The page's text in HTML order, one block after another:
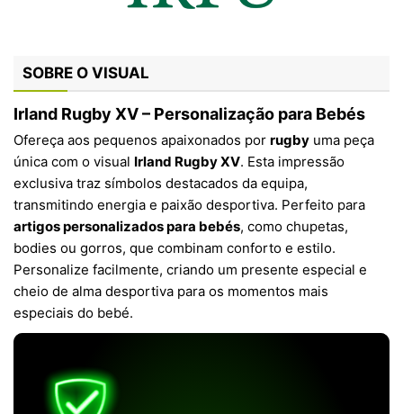
SOBRE O VISUAL
Irland Rugby XV – Personalização para Bebés
Ofereça aos pequenos apaixonados por rugby uma peça
única com o visual Irland Rugby XV. Esta impressão
exclusiva traz símbolos destacados da equipa,
transmitindo energia e paixão desportiva. Perfeito para
artigos personalizados para bebés, como chupetas,
bodies ou gorros, que combinam conforto e estilo.
Personalize facilmente, criando um presente especial e
cheio de alma desportiva para os momentos mais
especiais do bebé.